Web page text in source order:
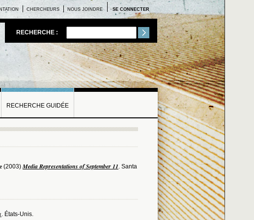
SE CONNECTER
CHERCHEURS NOUS JOINDRE
RECHERCHE :
RECHERCHE GUIDÉE
(2003)Media Representations of September 11. Santa
. États-Unis.